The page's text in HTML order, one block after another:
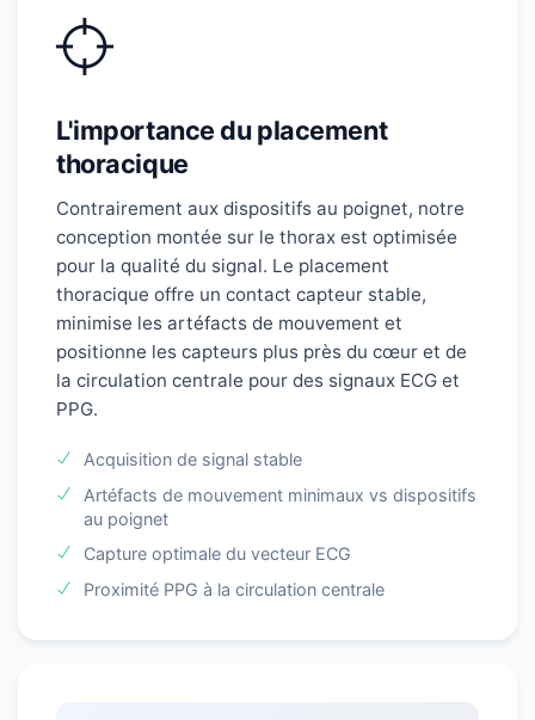
L'importance du placement
thoracique
Contrairement aux dispositifs au poignet, notre
conception montée sur le thorax est optimisée
pour la qualité du signal. Le placement
thoracique offre un contact capteur stable,
minimise les artéfacts de mouvement et
positionne les capteurs plus près du cœur et de
la circulation centrale pour des signaux ECG et
PPG.
Acquisition de signal stable
Artéfacts de mouvement minimaux vs dispositifs
au poignet
Capture optimale du vecteur ECG
Proximité PPG à la circulation centrale